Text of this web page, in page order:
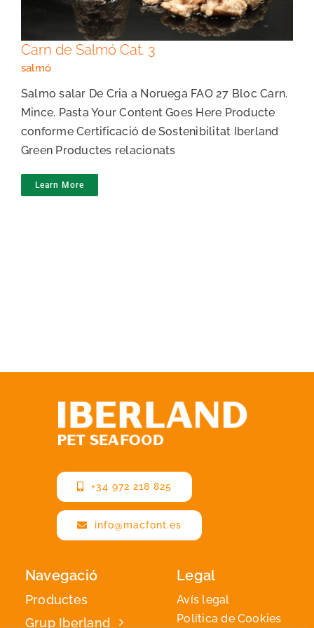
Carn de Salmó Cat. 3
salmó
Salmo salar De Cria a Noruega FAO 27 Bloc Carn.
Mince. Pasta Your Content Goes Here Producte
conforme Certificació de Sostenibilitat Iberland
Green Productes relacionats
Learn More
+34 972 218 825
info@macfont.es
Navegació
Productes
Grup Iberland
Legal
Avís legal
Política de Cookies